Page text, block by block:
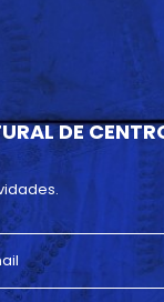
DE